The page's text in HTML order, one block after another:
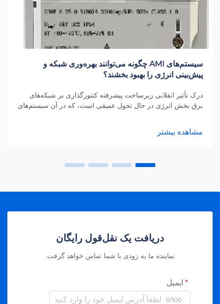
سیستم‌های AMI چگونه می‌توانند بهره‌وری شبکه و
پیش‌بینی انرژی را بهبود بخشند؟
درک تأثیر انقلابی زیرساخت پیشرفته کنتورگذاری بر شبکه‌های
برق بخش انرژی در حال تحول عمیقی است، که در آن سیستم‌های
می‌کنند. این...
مشاهده بیشتر
دریافت یک نقل‌قول رایگان
نماینده ما به زودی با شما تماس خواهد گرفت.
ایمیل
0/100